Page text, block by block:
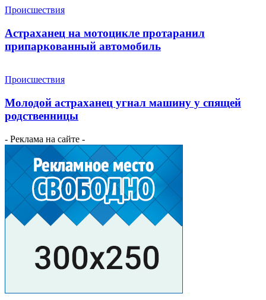
Происшествия
Астраханец на мотоцикле протаранил
припаркованный автомобиль
Происшествия
Молодой астраханец угнал машину у спящей
родственницы
- Реклама на сайте -